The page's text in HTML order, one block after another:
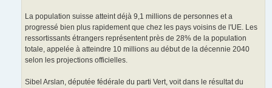
La population suisse atteint déjà 9,1 millions de personnes et a
progressé bien plus rapidement que chez les pays voisins de l'UE. Les
ressortissants étrangers représentent près de 28% de la population
totale, appelée à atteindre 10 millions au début de la décennie 2040
selon les projections officielles.
Sibel Arslan, députée fédérale du parti Vert, voit dans le résultat du